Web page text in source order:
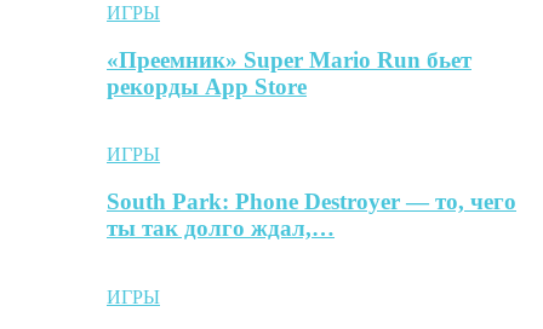
ИГРЫ
«Преемник» Super Mario Run бьет
рекорды App Store
ИГРЫ
South Park: Phone Destroyer — то, чего
ты так долго ждал,…
ИГРЫ